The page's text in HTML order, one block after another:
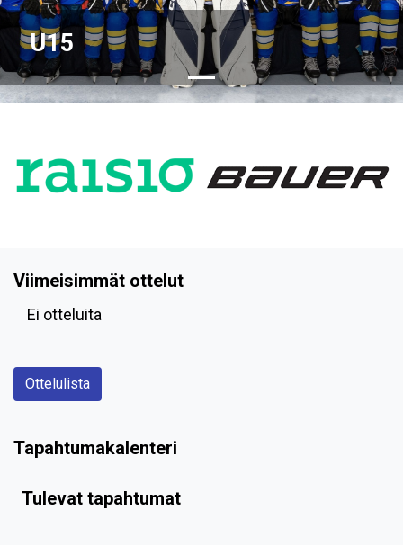
U15
Viimeisimmät ottelut
Ei otteluita
Ottelulista
Tapahtumakalenteri
Tulevat tapahtumat